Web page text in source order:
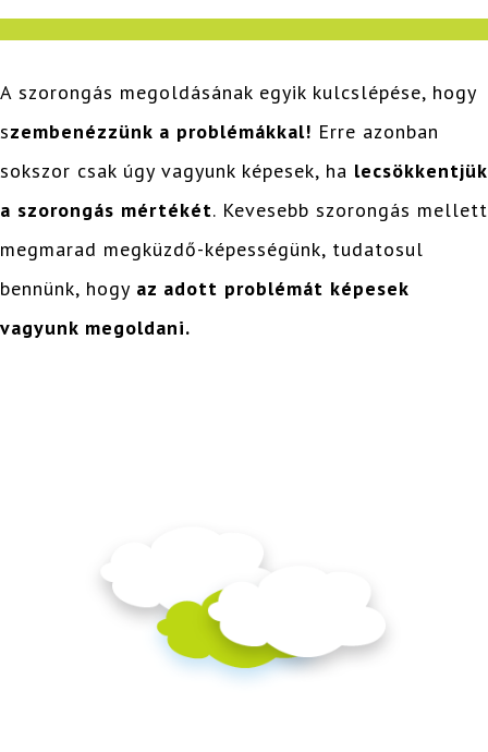
A szorongás megoldásának egyik kulcslépése, hogy
szembenézzünk a problémákkal! Erre azonban
sokszor csak úgy vagyunk képesek, ha lecsökkentjük
a szorongás mértékét. Kevesebb szorongás mellett
megmarad megküzdő-képességünk, tudatosul
bennünk, hogy az adott problémát képesek
vagyunk megoldani.